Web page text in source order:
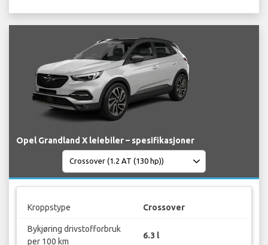
Opel Grandland X leiebiler – spesifikasjoner
Kroppstype Crossover
Bykjøring drivstofforbruk
per 100 km
6.3 l